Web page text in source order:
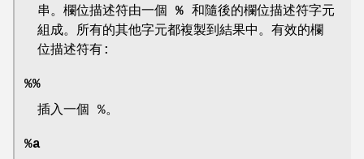
串。欄位描述符由一個 % 和隨後的欄位描述符字元
組成。所有的其他字元都複製到結果中。有效的欄
位描述符有:
%%
插入一個 %。
%a